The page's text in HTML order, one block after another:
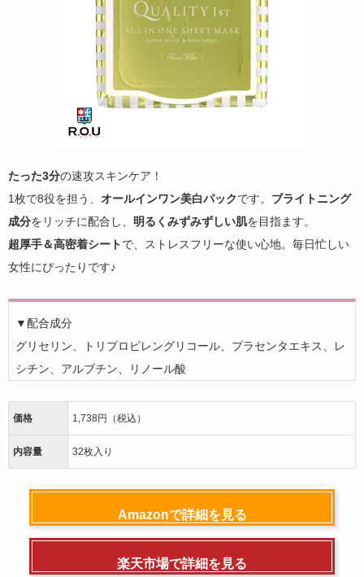
たった3分の速攻スキンケア！
1枚で8役を担う、 オールインワン美白パックです。 ブライトニング
成分をリッチに配合し、 明るくみずみずしい肌を目指ます。
超厚手＆高密着シートで、ストレスフリーな使い心地。毎日忙しい
女性にぴったりです♪
▼配合成分
グリセリン、トリプロピレングリコール、プラセンタエキス、レ
シチン、アルブチン、リノール酸
価格 1,738円（税込）
内容量 32枚入り
Amazonで詳細を見る
楽天市場で詳細を見る